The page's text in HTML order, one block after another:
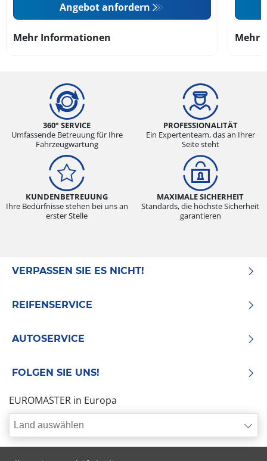
Angebot anfordern
Mehr Informationen Mehr
360° SERVICE
Umfassende Betreuung für Ihre
Fahrzeugwartung
PROFESSIONALITÄT
Ein Expertenteam, das an Ihrer
Seite steht
KUNDENBETREUUNG
Ihre Bedürfnisse stehen bei uns an
erster Stelle
MAXIMALE SICHERHEIT
Standards, die höchste Sicherheit
garantieren
VERPASSEN SIE ES NICHT!
REIFENSERVICE
AUTOSERVICE
FOLGEN SIE UNS!
EUROMASTER in Europa
Land auswählen